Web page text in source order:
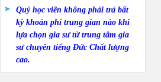
Quý học viên không phải trả bất
kỳ khoản phí trung gian nào khi
lựa chọn gia sư từ trung tâm gia
sư chuyên tiếng Đức Chất lượng
cao.